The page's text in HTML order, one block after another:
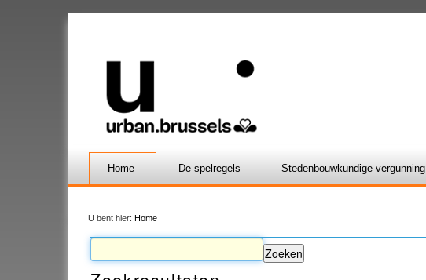
Home De spelregels Stedenbouwkundige vergunning
U bent hier: Home